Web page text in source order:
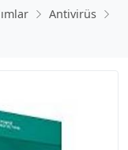
Antivirüs